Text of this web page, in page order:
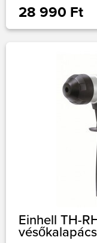
28 990 Ft
Einhell TH-